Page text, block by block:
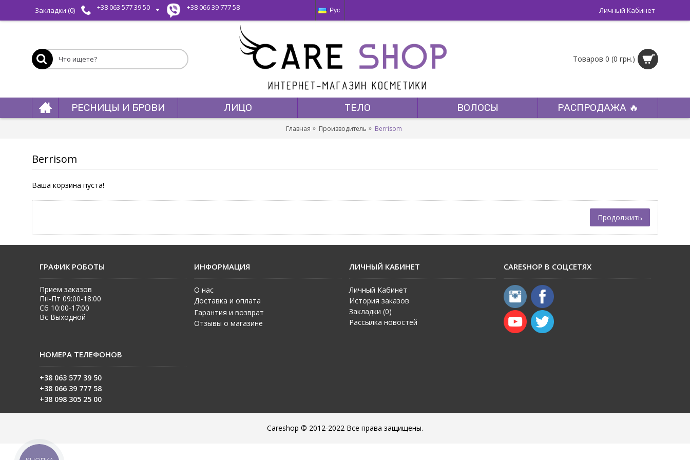
Закладки (0) +38 063 577 39 50 +38 066 39 777 58 Рус Личный Кабинет
Товаров 0 (0 грн.)
РЕСНИЦЫ И БРОВИ ЛИЦО ТЕЛО ВОЛОСЫ РАСПРОДАЖА 🔥
Главная Производитель Berrisom
Berrisom
Ваша корзина пуста!
Продолжить
ГРАФИК РОБОТЫ
Прием заказов
Пн-Пт 09:00-18:00
Сб 10:00-17:00
Вс Выходной
ИНФОРМАЦИЯ
О нас
Доставка и оплата
Гарантия и возврат
Отзывы о магазине
ЛИЧНЫЙ КАБИНЕТ
Личный Кабинет
История заказов
Закладки (0)
Рассылка новостей
CARESHOP В СОЦСЕТЯХ
НОМЕРА ТЕЛЕФОНОВ
+38 063 577 39 50
+38 066 39 777 58
+38 098 305 25 00
Careshop © 2012-2022 Все права защищены.